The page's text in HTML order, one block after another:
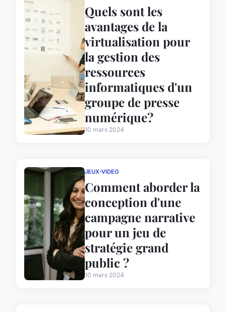
Quels sont les
avantages de la
virtualisation pour
la gestion des
ressources
informatiques d'un
groupe de presse
numérique?
10 mars 2024
JEUX-VIDEO
Comment aborder la
conception d'une
campagne narrative
pour un jeu de
stratégie grand
public ?
10 mars 2024